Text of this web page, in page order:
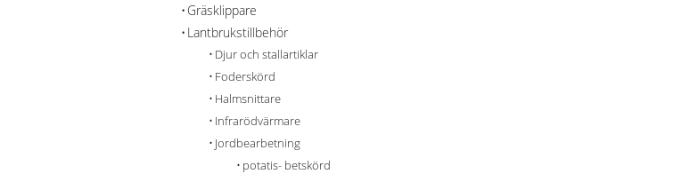
Gräsklippare
Lantbrukstillbehör
Djur och stallartiklar
Foderskörd
Halmsnittare
Infrarödvärmare
Jordbearbetning
potatis- betskörd